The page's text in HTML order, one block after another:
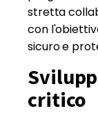
stretta
con
sicuro e
critico